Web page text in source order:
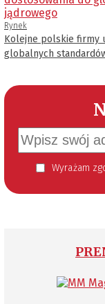
Rynek
Kolejne polskie firmy
globalnych
Wyrażam zgodę na otrzymywanie informacji handlowej kierowanej do mnie za pomocą środków komunikacji elektronicznej